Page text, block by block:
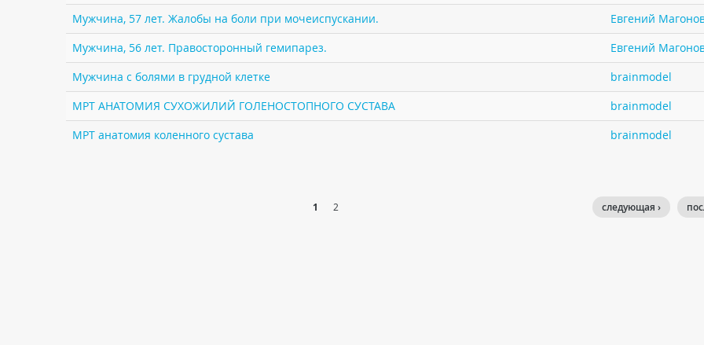
Мужчина, 57 лет. Жалобы на боли при мочеиспускании.
Евгений
Мужчина, 56 лет. Правосторонный гемипарез.
Евгений
Мужчина с болями в грудной клетке
brainmodel
МРТ АНАТОМИЯ СУХОЖИЛИЙ ГОЛЕНОСТОПНОГО СУСТАВА
brainmodel
МРТ анатомия коленного сустава
brainmodel
1 2 следующая ›